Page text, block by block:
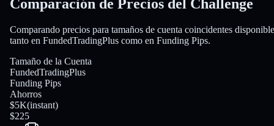
Comparación de Precios del Challenge
Comparando precios para tamaños de cuenta coincidentes
tanto en FundedTradingPlus como en Funding Pips.
Tamaño de la Cuenta
FundedTradingPlus
Funding Pips
Ahorros
$5K(instant)
$225